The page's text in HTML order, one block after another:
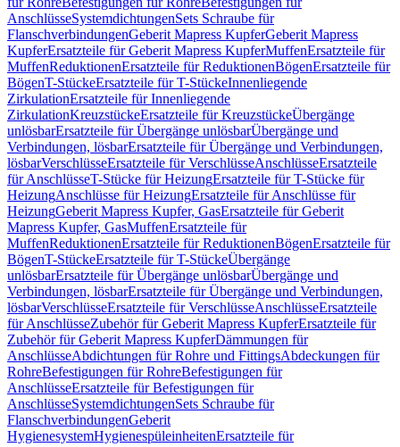
AnschlüsseSystemdichtungenSets Schraube für
FlanschverbindungenGeberit Mapress KupferGeberit Mapress
KupferErsatzteile für Geberit Mapress KupferMuffenErsatzteile für
MuffenReduktionenErsatzteile für ReduktionenBögenErsatzteile für
BögenT-StückeErsatzteile für T-StückeInnenliegende
ZirkulationErsatzteile für Innenliegende
ZirkulationKreuzstückeErsatzteile für KreuzstückeÜbergänge
unlösbarErsatzteile für Übergänge unlösbarÜbergänge und
Verbindungen, lösbarErsatzteile für Übergänge und Verbindungen,
lösbarVerschlüsseErsatzteile für VerschlüsseAnschlüsseErsatzteile
für AnschlüsseT-Stücke für HeizungErsatzteile für T-Stücke für
HeizungAnschlüsse für HeizungErsatzteile für Anschlüsse für
HeizungGeberit Mapress Kupfer, GasErsatzteile für Geberit
Mapress Kupfer, GasMuffenErsatzteile für
MuffenReduktionenErsatzteile für ReduktionenBögenErsatzteile für
BögenT-StückeErsatzteile für T-StückeÜbergänge
unlösbarErsatzteile für Übergänge unlösbarÜbergänge und
Verbindungen, lösbarErsatzteile für Übergänge und Verbindungen,
lösbarVerschlüsseErsatzteile für VerschlüsseAnschlüsseErsatzteile
für AnschlüsseZubehör für Geberit Mapress KupferErsatzteile für
Zubehör für Geberit Mapress KupferDämmungen für
AnschlüsseAbdichtungen für Rohre und FittingsAbdeckungen für
RohreBefestigungen für RohreBefestigungen für
AnschlüsseErsatzteile für Befestigungen für
AnschlüsseSystemdichtungenSets Schraube für
FlanschverbindungenGeberit
HygienesystemHygienespüleinheitenErsatzteile für